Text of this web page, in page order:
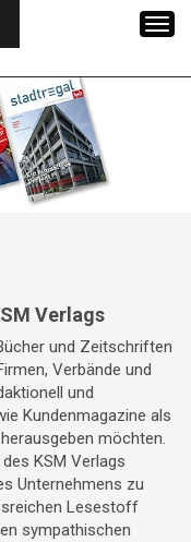
Verlags
und Zeitschriften
Verbände und
und
Kundenmagazine als
möchten.
KSM Verlags
Unternehmens zu
Lesestoff
sympathischen